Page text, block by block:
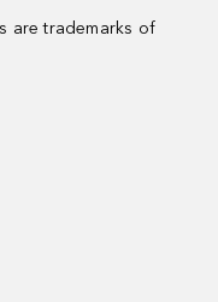
are trademarks of